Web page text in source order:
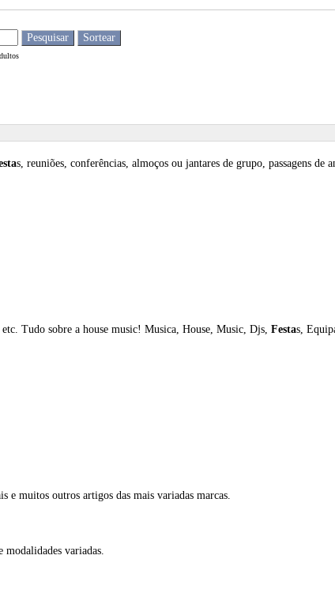
s, reuniões, conferências, almoços ou jantares de grupo, passagens de
Tudo sobre a house music! Musica, House, Music, Djs, Festas,
e muitos outros artigos das mais variadas marcas.
variadas.